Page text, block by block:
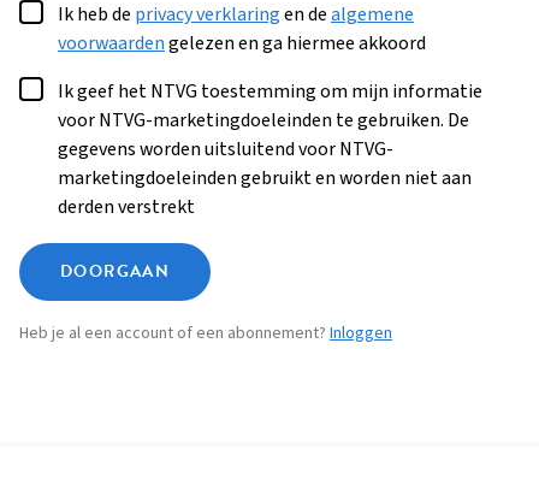
Ik heb de privacy verklaringen dealgemene
voorwaardengelezen en ga hiermee akkoord
Ik geef het NTVG toestemming om mijn informatie
voor NTVG-marketingdoeleinden te gebruiken. De
gegevens worden uitsluitend voor NTVG-
marketingdoeleinden gebruikt en worden niet aan
derden verstrekt
DOORGAAN
Heb je al een account of een abonnement? Inloggen